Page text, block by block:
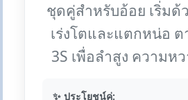
ชุดคู่สำหรับอ้อย เริ่มด้
เร่งโตและแตกหน่อ ต
3S เพื่อลำสูง ความหว
✨ ประโยชน์คู่: